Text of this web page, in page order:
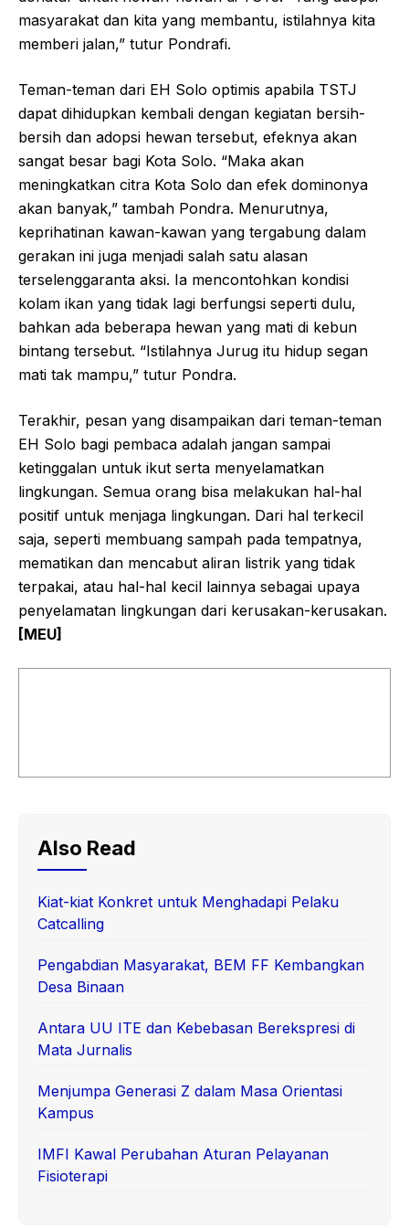
masyarakat dan kita yang membantu, istilahnya kita
memberi jalan,” tutur Pondrafi.
Teman-teman dari EH Solo optimis apabila TSTJ
dapat dihidupkan kembali dengan kegiatan bersih-
bersih dan adopsi hewan tersebut, efeknya akan
sangat besar bagi Kota Solo. “Maka akan
meningkatkan citra Kota Solo dan efek dominonya
akan banyak,” tambah Pondra. Menurutnya,
keprihatinan kawan-kawan yang tergabung dalam
gerakan ini juga menjadi salah satu alasan
terselenggaranta aksi. Ia mencontohkan kondisi
kolam ikan yang tidak lagi berfungsi seperti dulu,
bahkan ada beberapa hewan yang mati di kebun
bintang tersebut. “Istilahnya Jurug itu hidup segan
mati tak mampu,” tutur Pondra.
Terakhir, pesan yang disampaikan dari teman-teman
EH Solo bagi pembaca adalah jangan sampai
ketinggalan untuk ikut serta menyelamatkan
lingkungan. Semua orang bisa melakukan hal-hal
positif untuk menjaga lingkungan. Dari hal terkecil
saja, seperti membuang sampah pada tempatnya,
mematikan dan mencabut aliran listrik yang tidak
terpakai, atau hal-hal kecil lainnya sebagai upaya
penyelamatan lingkungan dari kerusakan-kerusakan.
[MEU]
Also Read
Kiat-kiat Konkret untuk Menghadapi Pelaku
Catcalling
Pengabdian Masyarakat, BEM FF Kembangkan
Desa Binaan
Antara UU ITE dan Kebebasan Berekspresi di
Mata Jurnalis
Menjumpa Generasi Z dalam Masa Orientasi
Kampus
IMFI Kawal Perubahan Aturan Pelayanan
Fisioterapi